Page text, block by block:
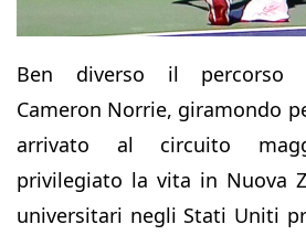
Ben diverso il percorso
Cameron Norrie, giramondo
arrivato al circuito
privilegiato la vita in Nuova
universitari negli Stati Uniti